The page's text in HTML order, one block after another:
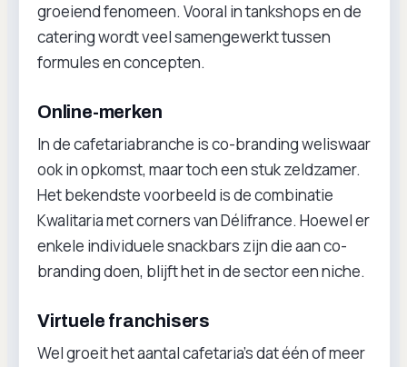
groeiend fenomeen. Vooral in tankshops en de
catering wordt veel samengewerkt tussen
formules en concepten.
Online-merken
In de cafetariabranche is co-branding weliswaar
ook in opkomst, maar toch een stuk zeldzamer.
Het bekendste voorbeeld is de combinatie
Kwalitaria met corners van Délifrance. Hoewel er
enkele individuele snackbars zijn die aan co-
branding doen, blijft het in de sector een niche.
Virtuele franchisers
Wel groeit het aantal cafetaria’s dat één of meer